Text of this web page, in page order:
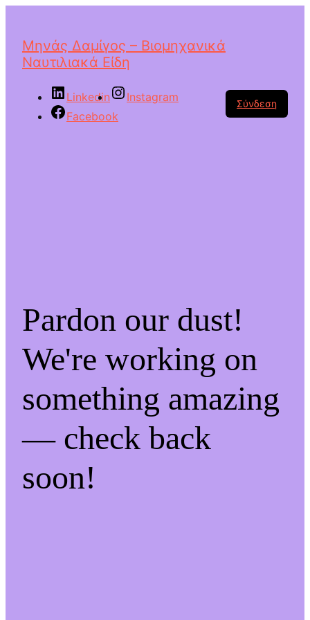
Μηνάς Δαμίγος – Βιομηχανικά
Ναυτιλιακά Είδη
Linkedin
Instagram
Facebook
Σύνδεση
Pardon our dust!
We're working on
something amazing
— check back
soon!